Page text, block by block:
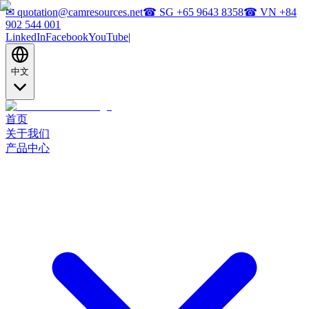
✉ quotation@camresources.net☎ SG +65 9643 8358☎ VN +84
902 544 001
LinkedInFacebookYouTube|
中文
首页
关于我们
产品中心